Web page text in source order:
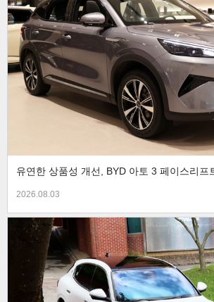
유연한 상품성 개선, BYD 아토 3 페이스리프
2026.08.03